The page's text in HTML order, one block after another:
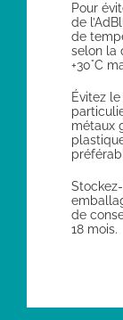
Pour
de
de
selon la
+30°C
Évitez
métaux
de
18 mois.